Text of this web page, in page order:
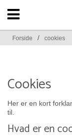
Forside / cookies
Cookies
Her er en kort
til.
Hvad er en